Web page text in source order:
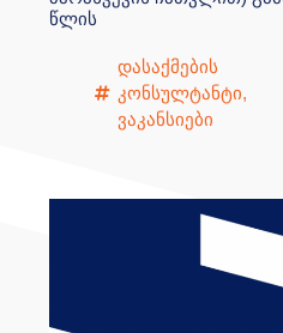
წლის
დასაქმების
კონსულტანტი,
ვაკანსიები